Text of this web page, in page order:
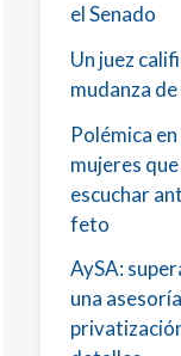
el Senado
Un juez
mudanza
Polémica
mujeres
escuchar
feto
AySA:
una